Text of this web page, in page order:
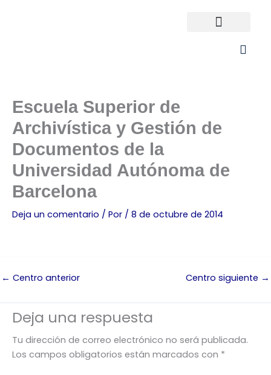
Escuela Superior de
Archivística y Gestión de
Documentos de la
Universidad Autónoma de
Barcelona
Deja un comentario / Por / 8 de octubre de 2014
← Centro anterior Centro siguiente →
Deja una respuesta
Tu dirección de correo electrónico no será publicada.
Los campos obligatorios están marcados con *